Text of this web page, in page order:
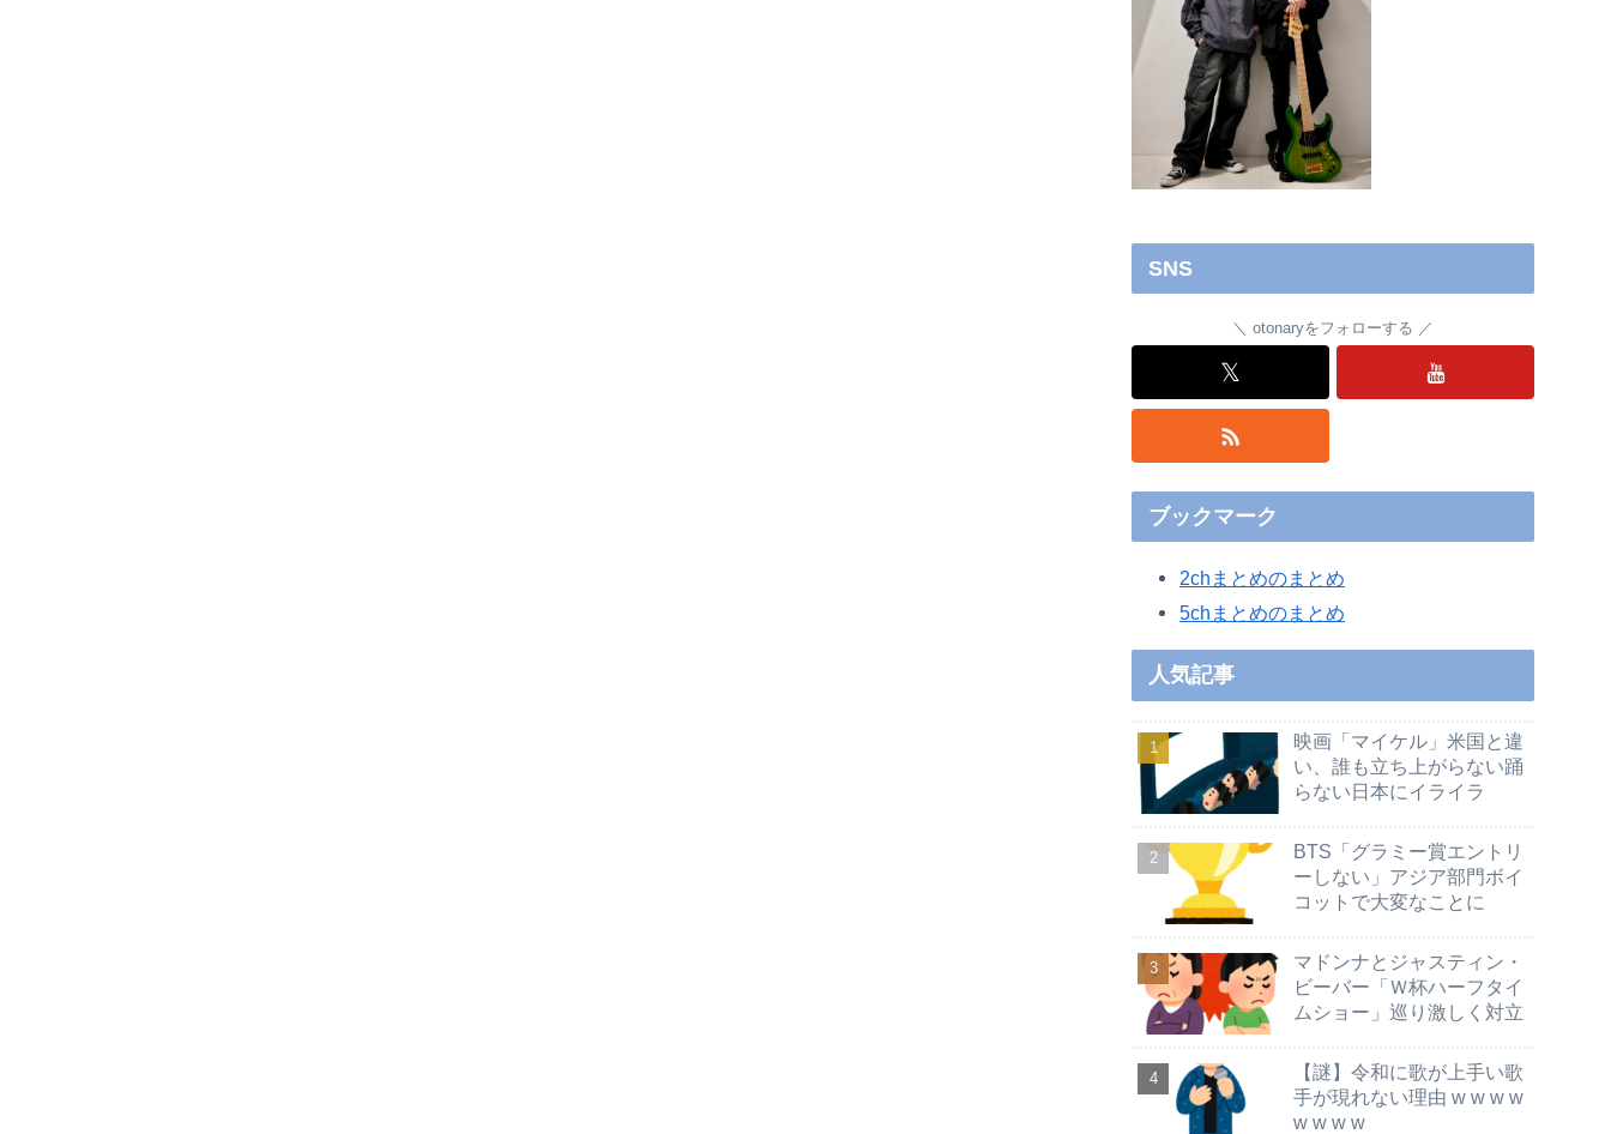
SNS
otonaryをフォローする
𝕏
ブックマーク
2chまとめのまとめ
5chまとめのまとめ
人気記事
映画「マイケル」米国と違
い、誰も立ち上がらない踊
らない日本にイライラ
BTS「グラミー賞エントリ
ーしない」アジア部門ボイ
コットで大変なことに
マドンナとジャスティン・
ビーバー「Ｗ杯ハーフタイ
ムショー」巡り激しく対立
【謎】令和に歌が上手い歌
手が現れない理由 w w w w
w w w w